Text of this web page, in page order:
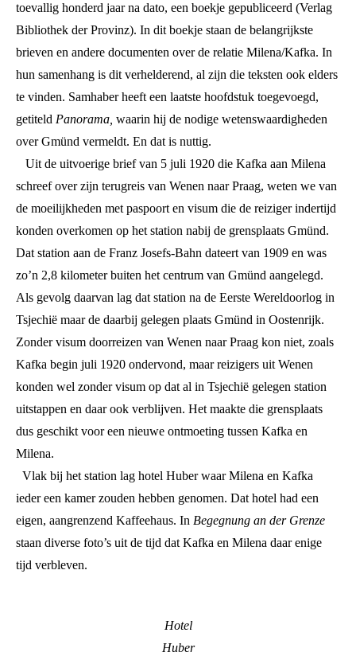
toevallig honderd jaar na dato, een boekje gepubliceerd (Verlag
Bibliothek der Provinz). In dit boekje staan de belangrijkste
brieven en andere documenten over de relatie Milena/Kafka. In
hun samenhang is dit verhelderend, al zijn die teksten ook elders
te vinden. Samhaber heeft een laatste hoofdstuk toegevoegd,
getiteld Panorama, waarin hij de nodige wetenswaardigheden
over Gmünd vermeldt. En dat is nuttig.
Uit de uitvoerige brief van 5 juli 1920 die Kafka aan Milena
schreef over zijn terugreis van Wenen naar Praag, weten we van
de moeilijkheden met paspoort en visum die de reiziger indertijd
konden overkomen op het station nabij de grensplaats Gmünd.
Dat station aan de Franz Josefs-Bahn dateert van 1909 en was
zo’n 2,8 kilometer buiten het centrum van Gmünd aangelegd.
Als gevolg daarvan lag dat station na de Eerste Wereldoorlog in
Tsjechië maar de daarbij gelegen plaats Gmünd in Oostenrijk.
Zonder visum doorreizen van Wenen naar Praag kon niet, zoals
Kafka begin juli 1920 ondervond, maar reizigers uit Wenen
konden wel zonder visum op dat al in Tsjechië gelegen station
uitstappen en daar ook verblijven. Het maakte die grensplaats
dus geschikt voor een nieuwe ontmoeting tussen Kafka en
Milena.
Vlak bij het station lag hotel Huber waar Milena en Kafka
ieder een kamer zouden hebben genomen. Dat hotel had een
eigen, aangrenzend Kaffeehaus. In Begegnung an der Grenze
staan diverse foto’s uit de tijd dat Kafka en Milena daar enige
tijd verbleven.
Hotel
Huber